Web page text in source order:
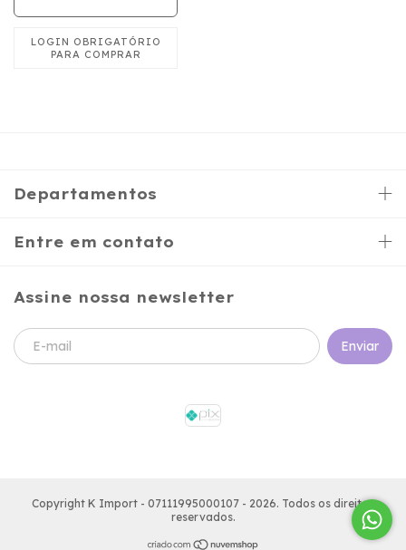
Departamentos
Entre em contato
Assine nossa newsletter
Copyright K Import - 07111995000107 - 2026. Todos os direitos
reservados.